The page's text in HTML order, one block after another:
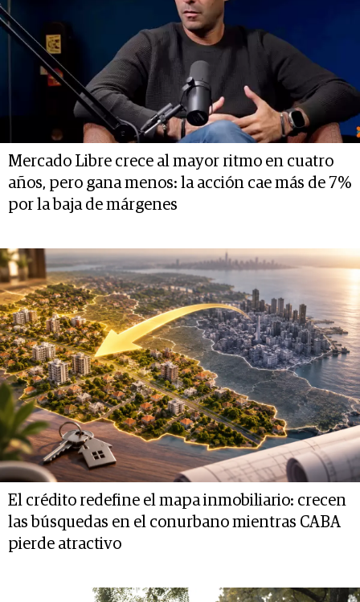
Mercado Libre crece al mayor ritmo en cuatro
años, pero gana menos: la acción cae más de 7%
por la baja de márgenes
El crédito redefine el mapa inmobiliario: crecen
las búsquedas en el conurbano mientras CABA
pierde atractivo